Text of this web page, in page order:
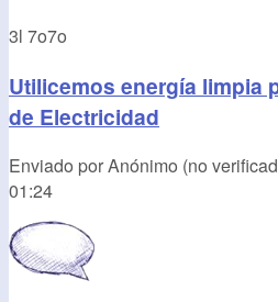
3l 7o7o
Utilicemos energía limpia
de Electricidad
Enviado porAnónimo (no
01:24